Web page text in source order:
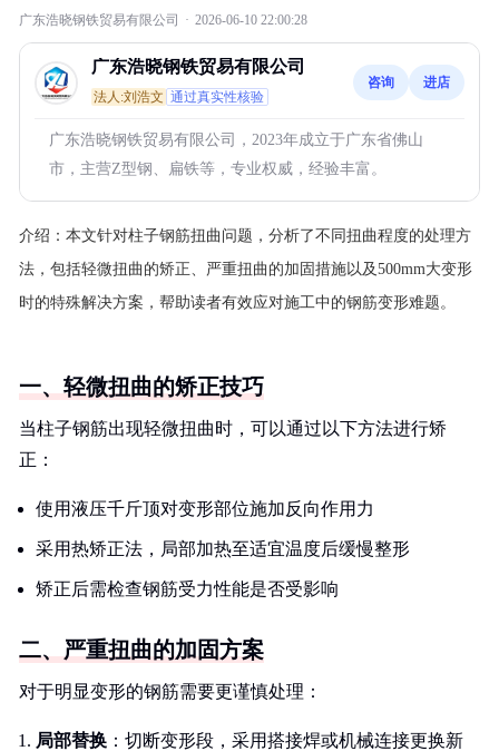
广东浩晓钢铁贸易有限公司 · 2026-06-10 22:00:28
广东浩晓钢铁贸易有限公司
法人:刘浩文 通过真实性核验
咨询 进店
广东浩晓钢铁贸易有限公司，2023年成立于广东省佛山
市，主营Z型钢、扁铁等，专业权威，经验丰富。
介绍： 本文针对柱子钢筋扭曲问题，分析了不同扭曲程度的处理方
法，包括轻微扭曲的矫正、严重扭曲的加固措施以及500mm大变形
时的特殊解决方案，帮助读者有效应对施工中的钢筋变形难题。
一、轻微扭曲的矫正技巧
当柱子钢筋出现轻微扭曲时，可以通过以下方法进行矫
正：
使用液压千斤顶对变形部位施加反向作用力
采用热矫正法，局部加热至适宜温度后缓慢整形
矫正后需检查钢筋受力性能是否受影响
二、严重扭曲的加固方案
对于明显变形的钢筋需要更谨慎处理：
局部替换 ：切断变形段，采用搭接焊或机械连接更换新